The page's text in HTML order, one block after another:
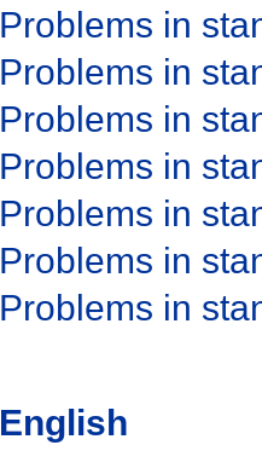
Problems in
Problems in
Problems in
Problems in
Problems in
Problems in
Problems in
English